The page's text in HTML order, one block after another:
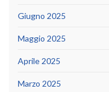
Giugno 2025
Maggio 2025
Aprile 2025
Marzo 2025